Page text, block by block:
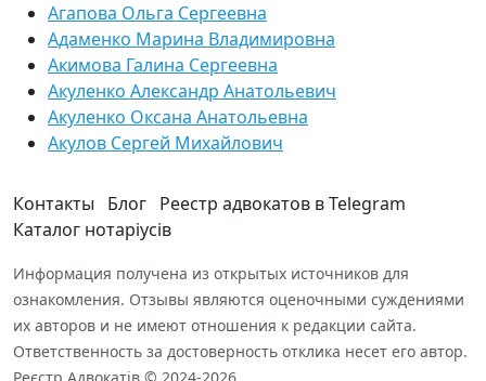
Агапова Ольга Сергеевна
Адаменко Марина Владимировна
Акимова Галина Сергеевна
Акуленко Александр Анатольевич
Акуленко Оксана Анатольевна
Акулов Сергей Михайлович
Контакты Блог Реестр адвокатов в Telegram
Каталог нотаріусів
Информация получена из открытых источников для
ознакомления. Отзывы являются оценочными суждениями
их авторов и не имеют отношения к редакции сайта.
Ответственность за достоверность отклика несет его автор.